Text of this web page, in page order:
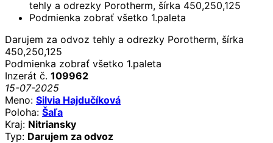
Darujem za odvoz tehly a odrezky Porotherm, šírka
450,250,125
Podmienka zobrať všetko 1.paleta
Inzerát č. 109962
15-07-2025
Meno: Silvia Hajdučíková
Poloha: Šaľa
Kraj: Nitriansky
Typ: Darujem za odvoz